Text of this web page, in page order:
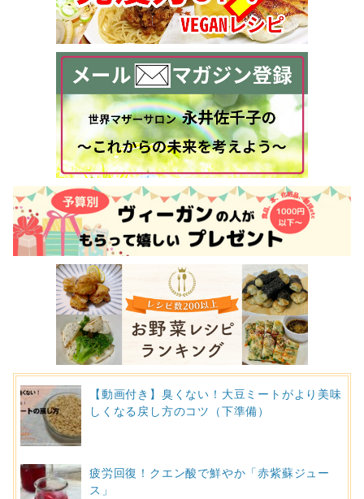
【動画付き】臭くない！大豆ミートがより美味
しくなる戻し方のコツ（下準備）
疲労回復！クエン酸で鮮やか「赤紫蘇ジュー
ス」